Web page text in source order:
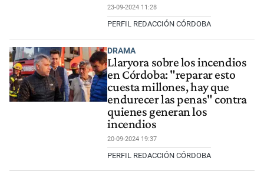
23-09-2024 11:28
PERFIL REDACCIÓN CÓRDOBA
DRAMA
Llaryora sobre los incendios
en Córdoba: "reparar esto
cuesta millones, hay que
endurecer las penas" contra
quienes generan los
incendios
20-09-2024 19:37
PERFIL REDACCIÓN CÓRDOBA